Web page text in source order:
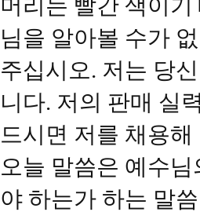
머리는 빨간 색이
님을 알아볼 수가
주십시오. 저는 당
니다. 저의 판매 실
드시면 저를 채용해
오늘 말씀은 예수
야 하는가 하는 말